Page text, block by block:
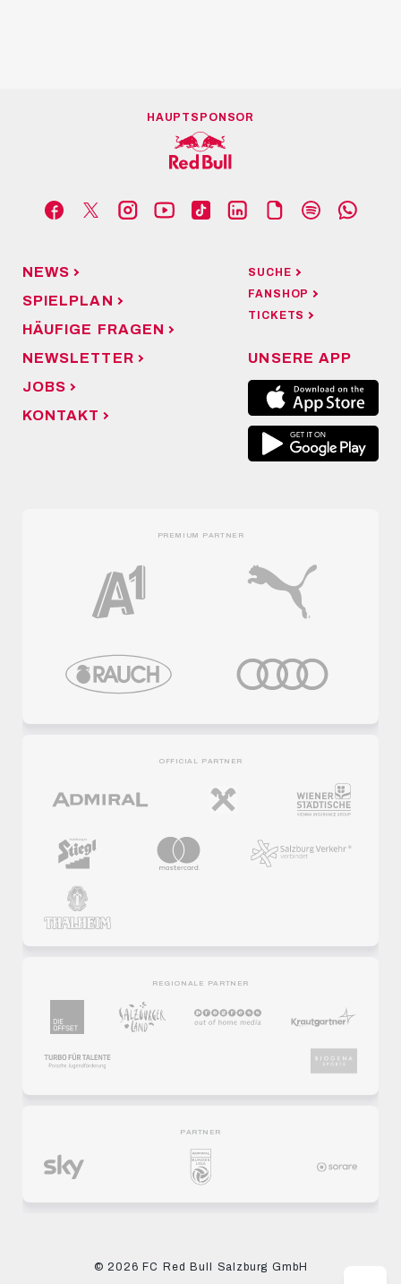
HAUPTSPONSOR
NEWS
SPIELPLAN
HÄUFIGE FRAGEN
NEWSLETTER
JOBS
KONTAKT
SUCHE
FANSHOP
TICKETS
UNSERE APP
PREMIUM PARTNER
OFFICIAL PARTNER
REGIONALE PARTNER
PARTNER
© 2026 FC Red Bull Salzburg GmbH